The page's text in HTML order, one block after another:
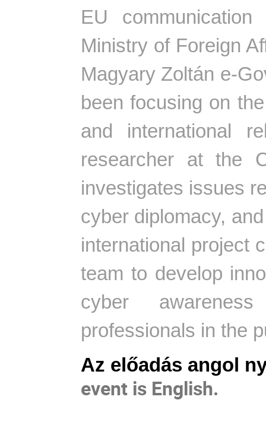
EU
Ministry of Foreign
Magyary Zoltán e-
been focusing on
and international
researcher at the
investigates issues
cyber diplomacy,
international project
team to develop
cyber
professionals in the
Az előadás angol
event is English.